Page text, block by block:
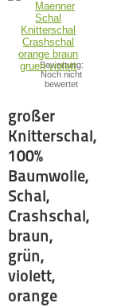
Bewertung:
Noch nicht
bewertet
großer
Knitterschal,
100%
Baumwolle,
Schal,
Crashschal,
braun,
grün,
violett,
orange